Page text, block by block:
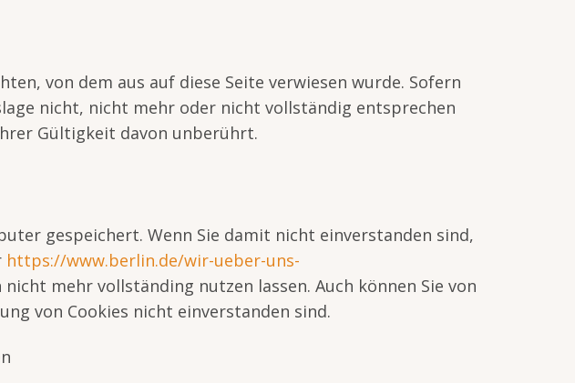
von dem aus auf diese Seite verwiesen wurde. Sofern
nicht, nicht mehr oder nicht vollständig entsprechen
Gültigkeit davon unberührt.
gespeichert. Wenn Sie damit nicht einverstanden sind,
https://www.berlin.de/wir-ueber-uns-
mehr vollständing nutzen lassen. Auch können Sie von
von Cookies nicht einverstanden sind.